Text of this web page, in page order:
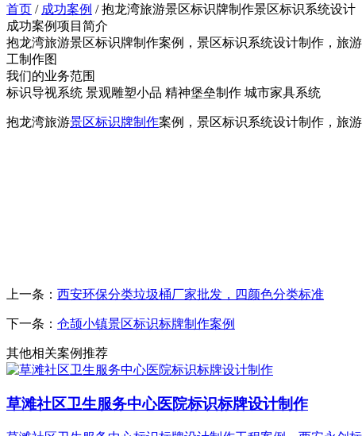
首页 / 成功案例 /抱龙湾旅游景区标识牌制作景区标识系统设计
成功案例项目简介
抱龙湾旅游景区标识牌制作案例，景区标识系统设计制作，旅
工制作图
我们的业务范围
标识导视系统 景观雕塑小品 精神堡垒制作 城市家具系统
抱龙湾旅游景区标识牌制作案例，景区标识系统设计制作，旅
上一条： 西安环保分类垃圾桶厂家批发，四颜色分类标准
下一条： 仓颉小镇景区标识标牌制作案例
其他相关案例推荐
草滩社区卫生服务中心医院标识标牌设计制作